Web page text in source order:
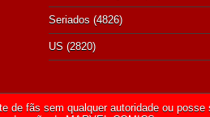
Seriados (4826)
US (2820)
de fãs sem qualquer autoridade ou